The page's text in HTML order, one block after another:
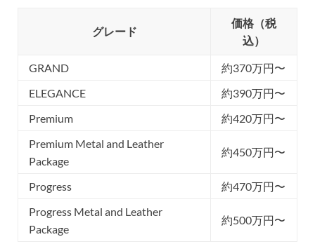
グレード
価格（税
込）
GRAND
約370万円〜
ELEGANCE
約390万円〜
Premium
約420万円〜
Premium Metal and Leather
Package
約450万円〜
Progress
約470万円〜
Progress Metal and Leather
Package
約500万円〜